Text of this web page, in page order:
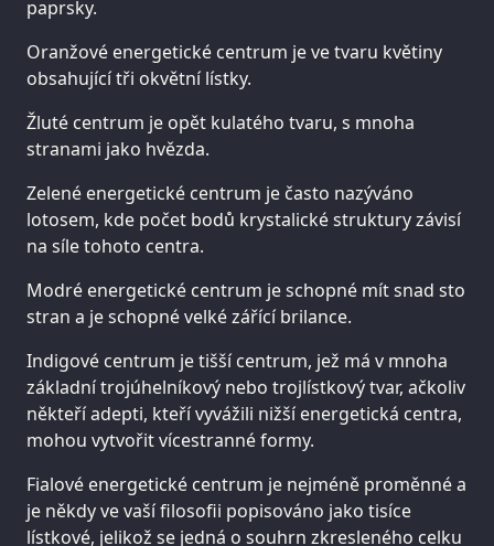
paprsky.
Oranžové energetické centrum je ve tvaru květiny
obsahující tři okvětní lístky.
Žluté centrum je opět kulatého tvaru, s mnoha
stranami jako hvězda.
Zelené energetické centrum je často nazýváno
lotosem, kde počet bodů krystalické struktury závisí
na síle tohoto centra.
Modré energetické centrum je schopné mít snad sto
stran a je schopné velké zářící brilance.
Indigové centrum je tišší centrum, jež má v mnoha
základní trojúhelníkový nebo trojlístkový tvar, ačkoliv
někteří adepti, kteří vyvážili nižší energetická centra,
mohou vytvořit vícestranné formy.
Fialové energetické centrum je nejméně proměnné a
je někdy ve vaší filosofii popisováno jako tisíce
lístkové, jelikož se jedná o souhrn zkresleného celku